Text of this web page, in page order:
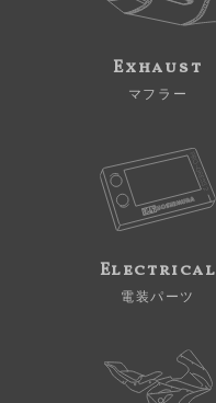
Exhaust
マフラー
Electrical
電装パーツ